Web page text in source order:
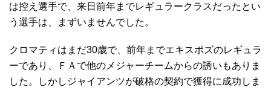
は控え選手で、来日前年までレギュラークラスだったとい
う選手は、まずいませんでした。
クロマティはまだ30歳で、前年までエキスポズのレギュラ
ーであり、ＦＡで他のメジャーチームからの誘いもありま
した。しかしジャイアンツが破格の契約で獲得に成功しま